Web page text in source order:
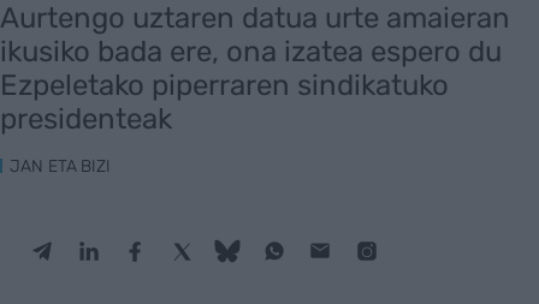
Aurtengo uztaren datua urte amaieran
ikusiko bada ere, ona izatea espero du
Ezpeletako piperraren sindikatuko
presidenteak
JAN ETA BIZI